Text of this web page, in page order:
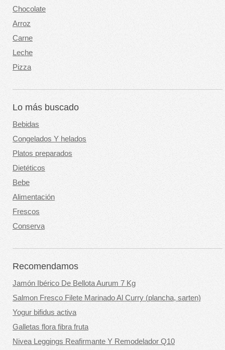
Chocolate
Arroz
Carne
Leche
Pizza
Lo más buscado
Bebidas
Congelados Y helados
Platos preparados
Dietéticos
Bebe
Alimentación
Frescos
Conserva
Recomendamos
Jamón Ibérico De Bellota Aurum 7 Kg
Salmon Fresco Filete Marinado Al Curry (plancha, sarten)
Yogur bifidus activa
Galletas flora fibra fruta
Nivea Leggings Reafirmante Y Remodelador Q10